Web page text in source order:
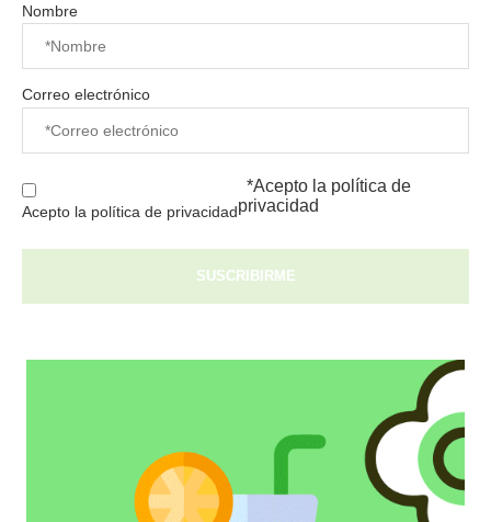
Nombre
Correo electrónico
Acepto la política de privacidad
*Acepto la política de
privacidad